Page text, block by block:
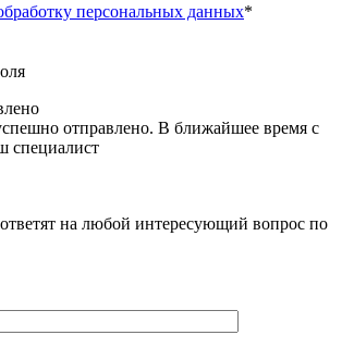
персональных данных*
отправлено. В ближайшее время с
специалист
на любой интересующий вопрос по